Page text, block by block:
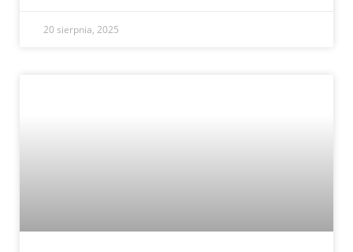
20 sierpnia, 2025